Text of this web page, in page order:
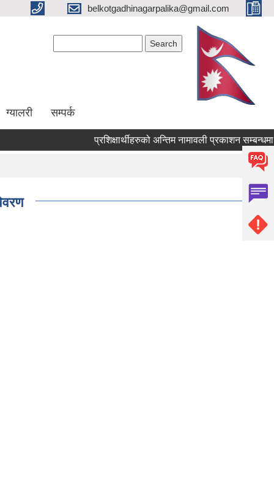
belkotgadhinagarpalika@gmail.com
ग्यालरी सम्पर्क
प्रशिक्षार्थीहरुको अन्तिम नामावली प्रकाशन सम्बन्धमा !